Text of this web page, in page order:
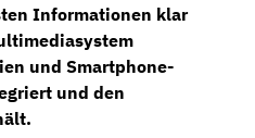
Informationen klar
und Smartphone-
und den